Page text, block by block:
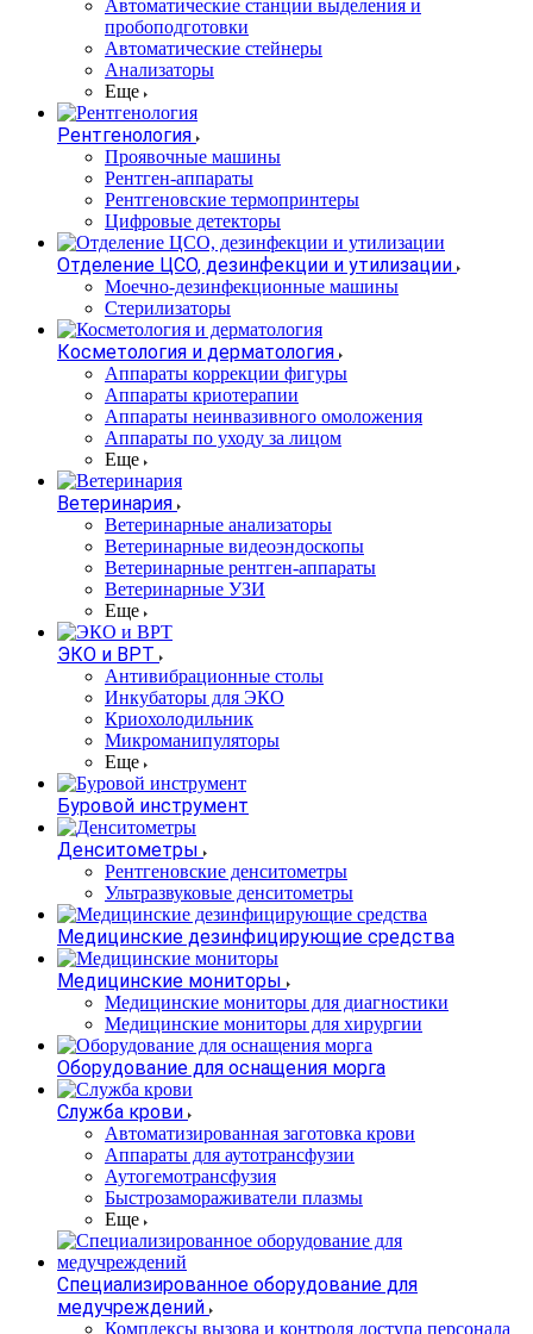
Автоматические станции выделения и
пробоподготовки
Автоматические стейнеры
Анализаторы
Еще
Рентгенология
Проявочные машины
Рентген-аппараты
Рентгеновские термопринтеры
Цифровые детекторы
Отделение ЦСО, дезинфекции и утилизации
Моечно-дезинфекционные машины
Стерилизаторы
Косметология и дерматология
Аппараты коррекции фигуры
Аппараты криотерапии
Аппараты неинвазивного омоложения
Аппараты по уходу за лицом
Еще
Ветеринария
Ветеринарные анализаторы
Ветеринарные видеоэндоскопы
Ветеринарные рентген-аппараты
Ветеринарные УЗИ
Еще
ЭКО и ВРТ
Антивибрационные столы
Инкубаторы для ЭКО
Криохолодильник
Микроманипуляторы
Еще
Буровой инструмент
Денситометры
Рентгеновские денситометры
Ультразвуковые денситометры
Медицинские дезинфицирующие средства
Медицинские мониторы
Медицинские мониторы для диагностики
Медицинские мониторы для хирургии
Оборудование для оснащения морга
Служба крови
Автоматизированная заготовка крови
Аппараты для аутотрансфузии
Аутогемотрансфузия
Быстрозамораживатели плазмы
Еще
Специализированное оборудование для
медучреждений
Комплексы вызова и контроля доступа персонала